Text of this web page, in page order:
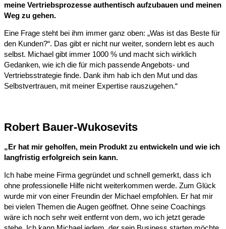
meine Vertriebsprozesse authentisch aufzubauen und meinen
Weg zu gehen.
Eine Frage steht bei ihm immer ganz oben: „Was ist das Beste für
den Kunden?“. Das gibt er nicht nur weiter, sondern lebt es auch
selbst. Michael gibt immer 1000 % und macht sich wirklich
Gedanken, wie ich die für mich passende Angebots- und
Vertriebsstrategie finde. Dank ihm hab ich den Mut und das
Selbstvertrauen, mit meiner Expertise rauszugehen.“
Robert Bauer-Wukosevits
„Er hat mir geholfen, mein Produkt zu entwickeln und wie ich
langfristig erfolgreich sein kann.
Ich habe meine Firma gegründet und schnell gemerkt, dass ich
ohne professionelle Hilfe nicht weiterkommen werde. Zum Glück
wurde mir von einer Freundin der Michael empfohlen. Er hat mir
bei vielen Themen die Augen geöffnet. Ohne seine Coachings
wäre ich noch sehr weit entfernt von dem, wo ich jetzt gerade